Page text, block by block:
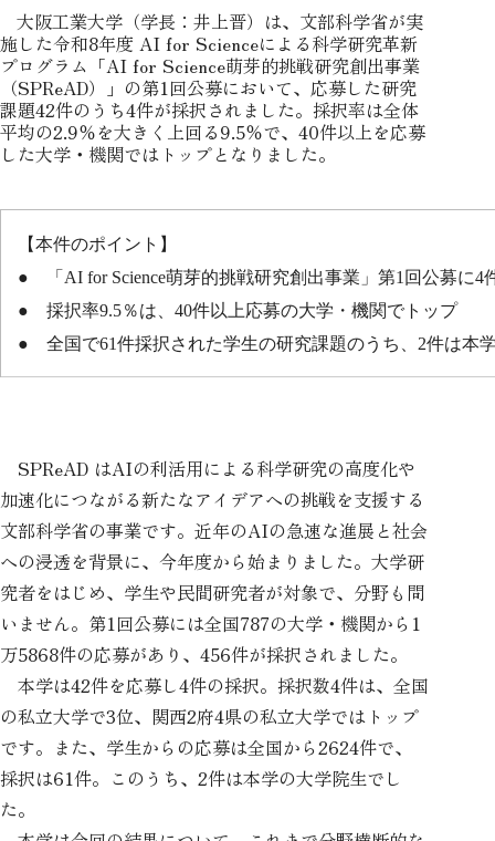
大阪工業大学（学長：井上晋）は、文部科学省が実
施した令和8年度 AI for Scienceによる科学研究革新
プログラム「AI for Science萌芽的挑戦研究創出事業
（SPReAD）」の第1回公募において、応募した研究
課題42件のうち4件が採択されました。採択率は全体
平均の2.9％を大きく上回る9.5％で、40件以上を応募
した大学・機関ではトップとなりました。
【本件のポイント】
● 「AI for Science萌芽的挑戦研究創出事業」第1回公募に4
● 採択率9.5％は、40件以上応募の大学・機関でトップ
● 全国で61件採択された学生の研究課題のうち、2件は本
SPReAD はAIの利活用による科学研究の高度化や
加速化につながる新たなアイデアへの挑戦を支援する
文部科学省の事業です。近年のAIの急速な進展と社会
への浸透を背景に、今年度から始まりました。大学研
究者をはじめ、学生や民間研究者が対象で、分野も問
いません。第1回公募には全国787の大学・機関から1
万5868件の応募があり、456件が採択されました。
本学は42件を応募し4件の採択。採択数4件は、全国
の私立大学で3位、関西2府4県の私立大学ではトップ
です。また、学生からの応募は全国から2624件で、
採択は61件。このうち、2件は本学の大学院生でし
た。